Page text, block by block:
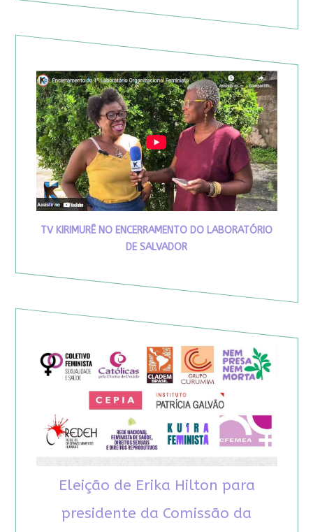
TV KIRIMURÊ NO ENCERRAMENTO DO LABORATÓRIO
DE SALVADOR
Eleição de Erika Hilton para
presidente da Comissão da